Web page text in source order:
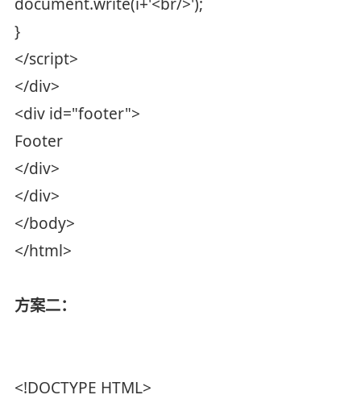
}
</script>
</div>
<div id="footer">
Footer
</div>
</div>
</body>
</html>
方案二：
<!DOCTYPE HTML>